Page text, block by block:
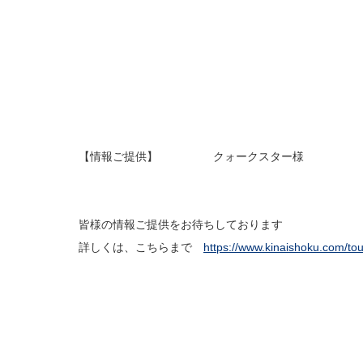
【情報ご提供】 クォークスター様
皆様の情報ご提供をお待ちしております
詳しくは、こちらまで https://www.kinaishoku.com/